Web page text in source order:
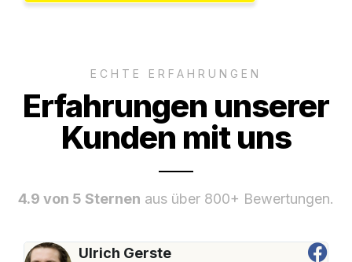
ECHTE ERFAHRUNGEN
Erfahrungen unserer
Kunden mit uns
4.9 von 5 Sternen aus über 800+ Bewertungen.
Ulrich Gerste